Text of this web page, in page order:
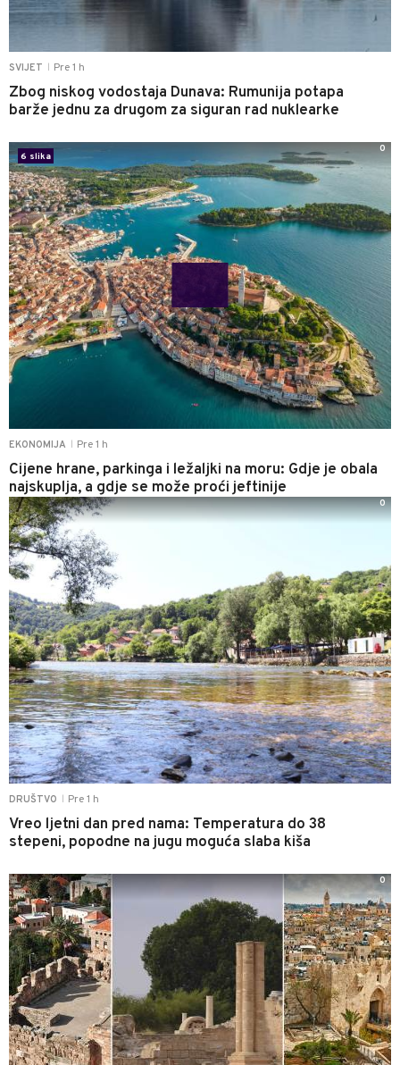
SVIJET Pre 1 h
Zbog niskog vodostaja Dunava: Rumunija potapa
barže jednu za drugom za siguran rad nuklearke
EKONOMIJA Pre 1 h
Cijene hrane, parkinga i ležaljki na moru: Gdje je obala
najskuplja, a gdje se može proći jeftinije
6 slika
0
DRUŠTVO Pre 1 h
Vreo ljetni dan pred nama: Temperatura do 38
stepeni, popodne na jugu moguća slaba kiša
0
0